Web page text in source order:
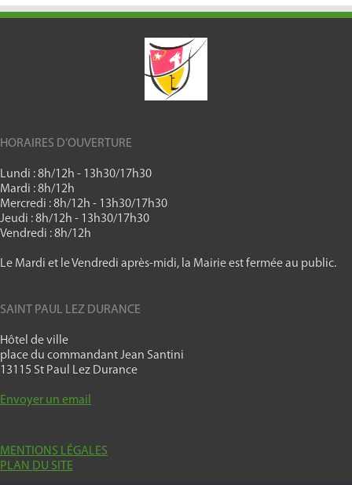
HORAIRES D’OUVERTURE
Lundi : 8h/12h - 13h30/17h30
Mardi : 8h/12h
Mercredi : 8h/12h - 13h30/17h30
Jeudi : 8h/12h - 13h30/17h30
Vendredi : 8h/12h
Le Mardi et le Vendredi après-midi, la Mairie est fermée au public.
SAINT PAUL LEZ DURANCE
Hôtel de ville
place du commandant Jean Santini
13115 St Paul Lez Durance
Envoyer un email
MENTIONS LÉGALES
PLAN DU SITE